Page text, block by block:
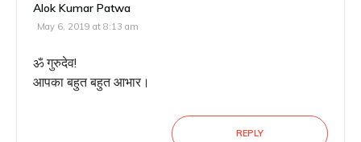
Alok Kumar Patwa
May 6, 2019 at 8:13 am
ॐ गुरुदेव!
आपका बहुत बहुत आभार।
REPLY